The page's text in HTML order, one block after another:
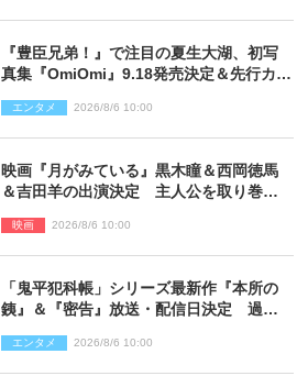
『豊臣兄弟！』で注目の夏生大湖、初写
真集『OmiOmi』9.18発売決定＆先行カッ
エンタメ 2026/8/6 10:00
映画『月がみている』黒木瞳＆西岡徳馬
＆吉田羊の出演決定 主人公を取り巻く
映画 2026/8/6 10:00
「鬼平犯科帳」シリーズ最新作『本所の
銕』＆『密告』放送・配信日決定 過去
エンタメ 2026/8/6 10:00